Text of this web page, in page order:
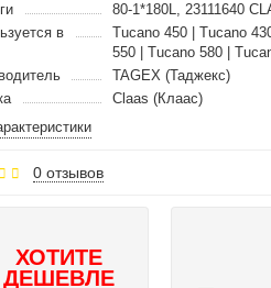
80-1*180L, 23111640
в
Tucano 450 | Tucano
550 | Tucano 580 |
TAGEX (Таджекс)
Claas (Клаас)
0 отзывов
ХОТИТЕ
ДЕШЕВЛЕ